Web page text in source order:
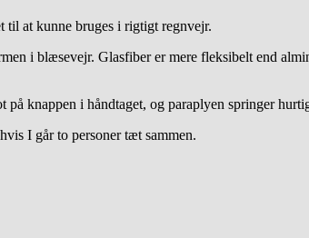
til at kunne bruges i rigtigt regnvejr.
i blæsevejr. Glasfiber er mere fleksibelt end
knappen i håndtaget, og paraplyen springer
I går to personer tæt sammen.